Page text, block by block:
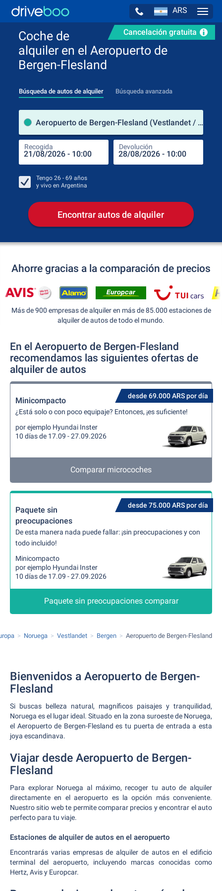
ARS
Cancelación gratuita
Coche de
alquiler en el Aeropuerto de
Bergen-Flesland
Búsqueda de autos de alquiler Búsqueda avanzada
Aeropuerto de Bergen-Flesland (Vestlandet / Noruega)
Recogida Devolución
Tengo 26 - 69 años
y vivo en Argentina
Encontrar autos de alquiler
Ahorre gracias a la comparación de precios
Más de 900 empresas de alquiler en más de 85.000 estaciones de
alquiler de autos de todo el mundo.
En el Aeropuerto de Bergen-Flesland
recomendamos las siguientes ofertas de
alquiler de autos
desde 69.000 ARS por día
Minicompacto
¿Está solo o con poco equipaje? Entonces, ¡es suficiente!
por ejemplo Hyundai Inster
10 días de 17.09 - 27.09.2026
Comparar microcoches
desde 75.000 ARS por día
Paquete sin
preocupaciones
De esta manera nada puede fallar: ¡sin preocupaciones y con
todo incluido!
Minicompacto
por ejemplo Hyundai Inster
10 días de 17.09 - 27.09.2026
Paquete sin preocupaciones comparar
Noruega Vestlandet Bergen Aeropuerto de Bergen-Flesland
Bienvenidos a Aeropuerto de Bergen-
Flesland
Si buscas belleza natural, magníficos paisajes y tranquilidad,
Noruega es el lugar ideal. Situado en la zona suroeste de Noruega,
el Aeropuerto de Bergen-Flesland es tu puerta de entrada a esta
joya escandinava.
Viajar desde Aeropuerto de Bergen-
Flesland
Para explorar Noruega al máximo, recoger tu auto de alquiler
directamente en el aeropuerto es la opción más conveniente.
Nuestro sitio web te permite comparar precios y encontrar el auto
perfecto para tu viaje.
Estaciones de alquiler de autos en el aeropuerto
Encontrarás varias empresas de alquiler de autos en el edificio
terminal del aeropuerto, incluyendo marcas conocidas como
Hertz, Avis y Europcar.